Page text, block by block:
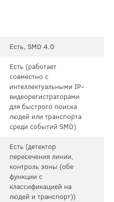
Есть, SMD 4.0
Есть (работает
совместно с
интеллектуальными IP-
видеорегистраторами
для быстрого поиска
людей или транспорта
среди событий SMD)
Есть (детектор
пересечения линии,
контроль зоны (обе
функции с
классификацией на
людей и транспорт))